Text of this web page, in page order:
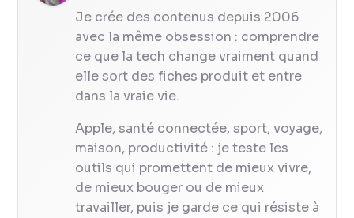
Je crée des contenus depuis 2006
avec la même obsession : comprendre
ce que la tech change vraiment quand
elle sort des fiches produit et entre
dans la vraie vie.
Apple, santé connectée, sport, voyage,
maison, productivité : je teste les
outils qui promettent de mieux vivre,
de mieux bouger ou de mieux
travailler, puis je garde ce qui résiste à